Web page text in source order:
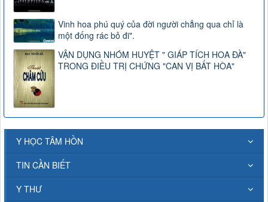
Vinh hoa phú quý của đời người chẳng qua chỉ là
một đống rác bỏ đi".
VẬN DỤNG NHÓM HUYỆT " GIÁP TÍCH HOA ĐÀ"
TRONG ĐIỀU TRỊ CHỨNG "CAN VỊ BẤT HÒA"
Y HỌC TÂM HỒN
TIN CẦN BIẾT
Y THƯ